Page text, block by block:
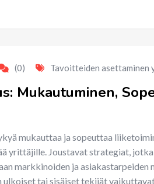
(0) Tavoitteiden
Mukautuminen,
mukauttaa ja sopeuttaa
yrittäjille. Joustavat strategiat,
markkinoiden ja asiakastarpeiden
ulkoiset tai sisäiset tekijät